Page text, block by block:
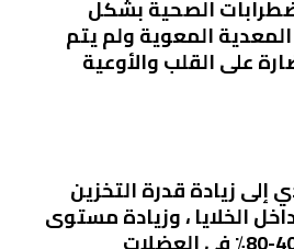
الصحية بشكل
المعوية ولم يتم
على القلب والأوعية
زيادة قدرة التخزين
الخلايا ، وزيادة مستوى